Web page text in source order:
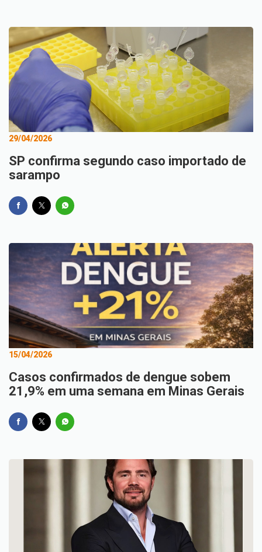
29/04/2026
SP confirma segundo caso importado de
sarampo
15/04/2026
Casos confirmados de dengue sobem
21,9% em uma semana em Minas Gerais